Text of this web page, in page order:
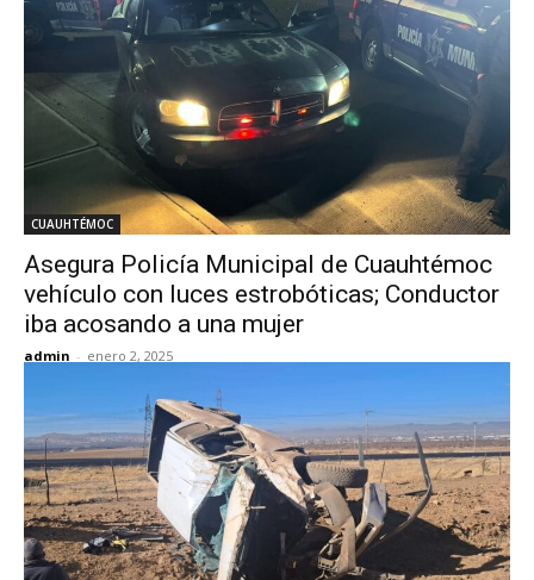
CUAUHTÉMOC
Asegura Policía Municipal de Cuauhtémoc
vehículo con luces estrobóticas; Conductor
iba acosando a una mujer
admin - enero 2, 2025